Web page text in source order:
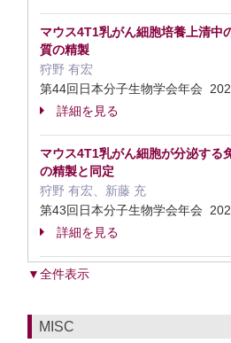
マウス4T1乳がん細胞培養上清中
質の精製
狩野 有宏
第44回日本分子生物学会年会
詳細を見る
マウス4T1乳がん細胞が分泌する
の精製と同定
狩野 有宏、新藤 充
第43回日本分子生物学会年会
詳細を見る
▼全件表示
MISC